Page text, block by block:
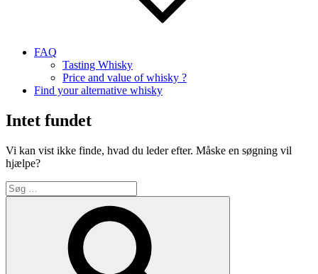
FAQ
Tasting Whisky
Price and value of whisky ?
Find your alternative whisky
Intet fundet
Vi kan vist ikke finde, hvad du leder efter. Måske en søgning vil
hjælpe?
Søg
efter: